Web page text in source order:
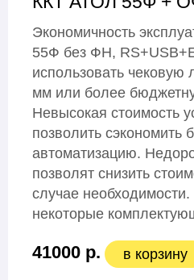
Экономичность
55Ф без ФН,
использовать чековую
мм или более
Невысокая стоимость
позволить сэкономить
автоматизацию.
позволят снизить
случае
некоторые
41000 р. в корзину